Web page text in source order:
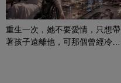
重生一次，她不要愛情，只想帶
著孩子遠離他，可那個曾經冷漠